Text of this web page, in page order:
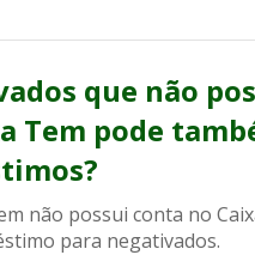
que não
Tem pode
não possui conta no
para negativados.